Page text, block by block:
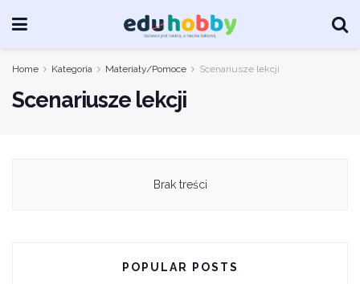
Home Kategoria Materiały/Pomoce Scenariusze lekcji
Scenariusze lekcji
Brak treści
POPULAR POSTS